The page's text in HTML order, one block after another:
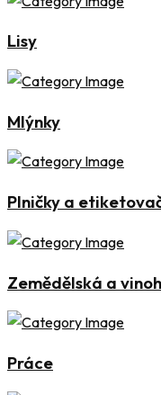
Lisy
Mlýnky
Plničky a
Zemědělská a
Práce